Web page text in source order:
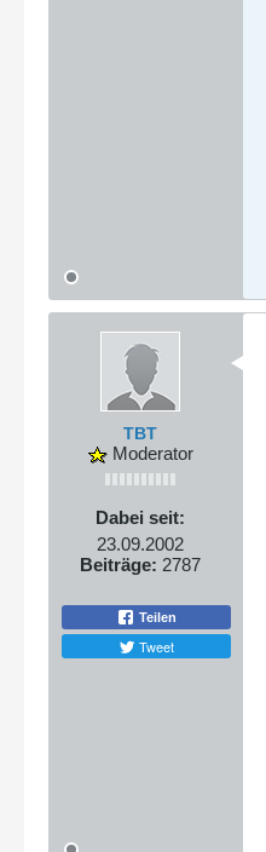
TBT
Moderator
Dabei seit:
23.09.2002
Beiträge: 2787
Teilen
Tweet